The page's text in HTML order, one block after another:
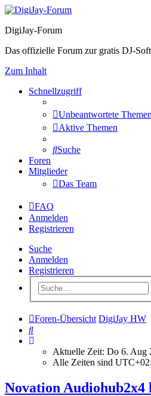
DigiJay-Forum
Das offizielle Forum zur gratis DJ-
Zum Inhalt
Schnellzugriff
Unbeantwortete Themen
Aktive Themen
Suche
Foren
Mitglieder
Das Team
FAQ
Anmelden
Registrieren
Suche
Anmelden
Registrieren
Foren-Übersicht DigiJay HW
Suche
Aktuelle Zeit: Do 6. Aug
Alle Zeiten sind
Novation Audiohub2x4